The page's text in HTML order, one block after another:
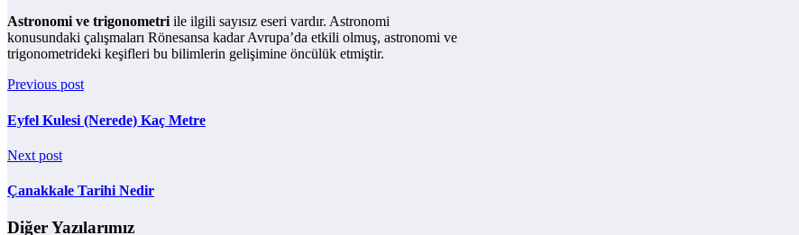
Astronomi ve trigonometri ile ilgili sayısız eseri vardır. Astronomi
konusundaki çalışmaları Rönesansa kadar Avrupa’da etkili olmuş, astronomi ve
trigonometrideki keşifleri bu bilimlerin gelişimine öncülük etmiştir.
Previous post
Eyfel Kulesi (Nerede) Kaç Metre
Next post
Çanakkale Tarihi Nedir
Diğer Yazılarımız